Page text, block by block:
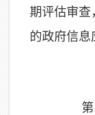
期评估审查
的政府信息